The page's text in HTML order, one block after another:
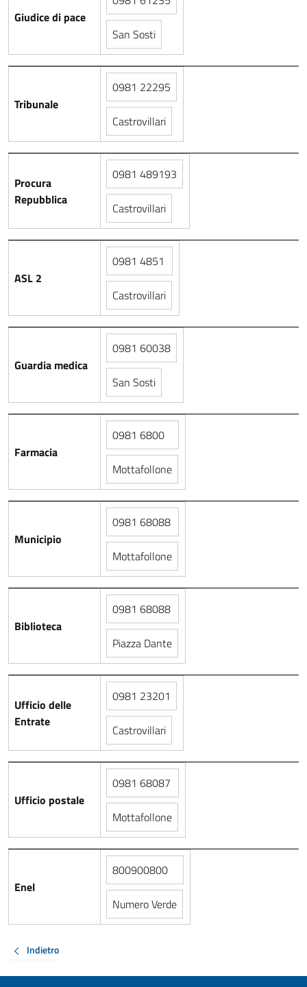
Giudice di pace
San Sosti
Tribunale
0981 22295
Castrovillari
Procura
Repubblica
0981 489193
Castrovillari
ASL 2
0981 4851
Castrovillari
Guardia medica
0981 60038
San Sosti
Farmacia
0981 6800
Mottafollone
Municipio
0981 68088
Mottafollone
Biblioteca
0981 68088
Piazza Dante
Ufficio delle
Entrate
0981 23201
Castrovillari
Ufficio postale
0981 68087
Mottafollone
Enel
800900800
Numero Verde
Indietro